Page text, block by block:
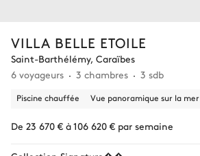
VILLA BELLE ETOILE
Saint-Barthélémy, Caraïbes
6 voyageurs
3 chambres 3 sdb
Piscine chauffée Vue panoramique sur la mer
De 23 670 € à 106 620 € par semaine